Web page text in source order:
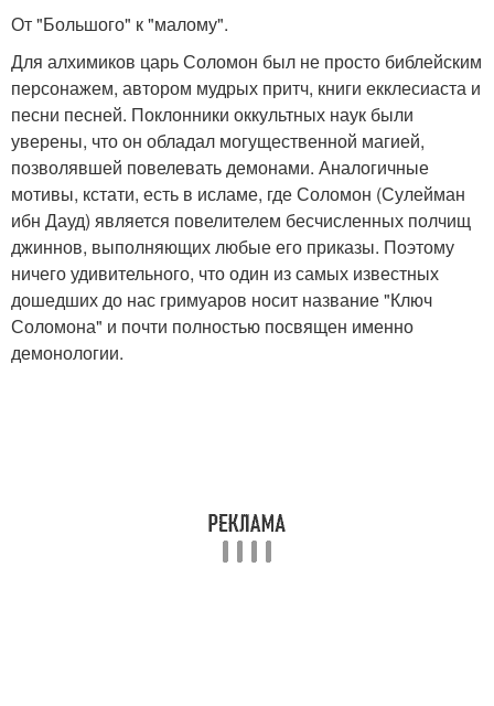
От "Большого" к "малому".
Для алхимиков царь Соломон был не просто библейским
персонажем, автором мудрых притч, книги екклесиаста и
песни песней. Поклонники оккультных наук были
уверены, что он обладал могущественной магией,
позволявшей повелевать демонами. Аналогичные
мотивы, кстати, есть в исламе, где Соломон (Сулейман
ибн Дауд) является повелителем бесчисленных полчищ
джиннов, выполняющих любые его приказы. Поэтому
ничего удивительного, что один из самых известных
дошедших до нас гримуаров носит название "Ключ
Соломона" и почти полностью посвящен именно
демонологии.